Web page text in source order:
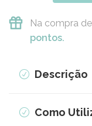
Na compra
pontos.
Descrição
Como